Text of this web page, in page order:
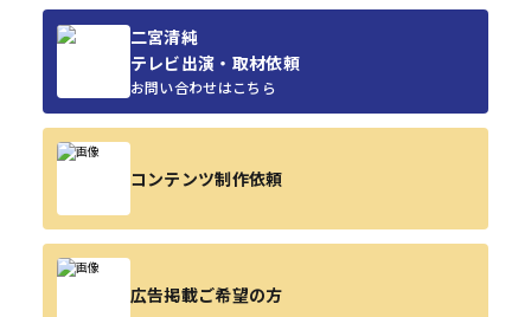
二宮清純
テレビ出演・取材依頼
お問い合わせはこちら
コンテンツ制作依頼
広告掲載ご希望の方